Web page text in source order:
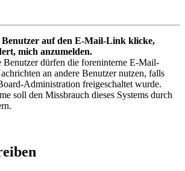
Benutzer auf den E-Mail-Link klicke,
mich anzumelden.
Benutzer dürfen die foreninterne E-Mail-
an andere Benutzer nutzen, falls
Administration freigeschaltet wurde.
soll den Missbrauch dieses Systems durch